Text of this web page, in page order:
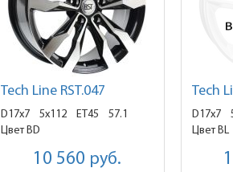
Tech Line RST.047
D17x7 5x112 ET45
57.1
Цвет BD
10 560 руб.
Tech
D17x7
Цвет BL